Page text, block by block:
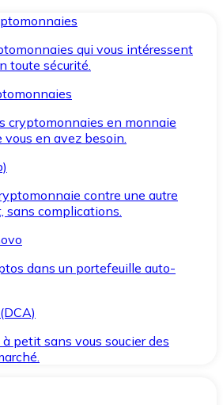
qui vous intéressent
toute sécurité.
cryptomonnaies en monnaie
vous en avez besoin.
contre une autre
sans complications.
dans un portefeuille auto-
petit sans vous soucier des